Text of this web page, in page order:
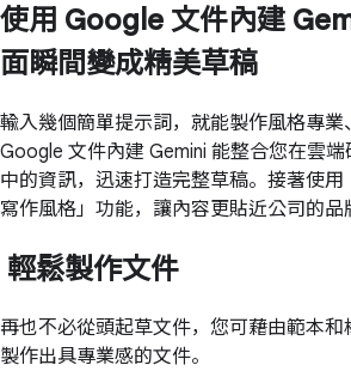
使用 Google 文件內建
面瞬間變成精美草稿
輸入幾個簡單提示詞，就能製作風格專業
Google 文件內建 Gemini 能整合您在雲
中的資訊，迅速打造完整草稿。接著使
寫作風格」功能，讓內容更貼近公司的品
輕鬆製作文件
再也不必從頭起草文件，您可藉由範本
製作出具專業感的文件。